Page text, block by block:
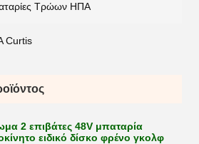
Τρώων ΗΠΑ
Curtis
2 επιβάτες 48V μπαταρία
ειδικό δίσκο φρένο γκολφ